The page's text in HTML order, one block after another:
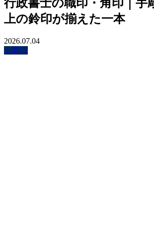
行政書士の職印・角印｜手
上の鈴印が揃えた一本
2026.07.04
士業印